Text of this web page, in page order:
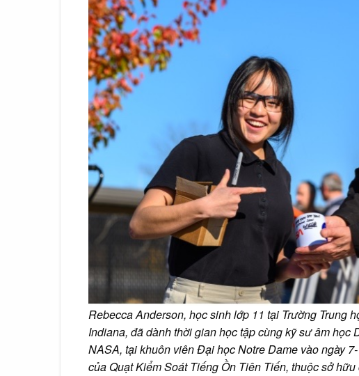
Rebecca Anderson, học sinh lớp 11 tại Trường Trung
Indiana, đã dành thời gian học tập cùng kỹ sư âm
NASA, tại khuôn viên Đại học Notre Dame vào ngày
của Quạt Kiểm Soát Tiếng Ồn Tiên Tiến, thuộc sở